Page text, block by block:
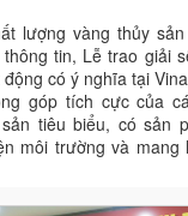
lượng vàng thủy
thông tin, Lễ trao giải
có ý nghĩa tại
góp tích cực của
tiêu biểu, có sản
môi trường và